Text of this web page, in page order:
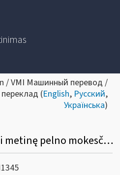
/ VMI Машинный перевод /
(English, Русский,
Українська)
Kas ir kada turi teikti metinę pelno mokesčio deklaraciją (PLN204, PLN204A, PLN204N ir PLN204U)?